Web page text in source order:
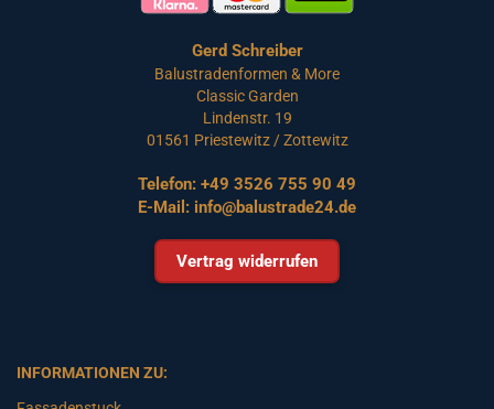
Gerd Schreiber
Balustradenformen & More
Classic Garden
Lindenstr. 19
01561 Priestewitz / Zottewitz
Telefon: +49 3526 755 90 49
E-Mail: info@balustrade24.de
Vertrag widerrufen
INFORMATIONEN ZU: